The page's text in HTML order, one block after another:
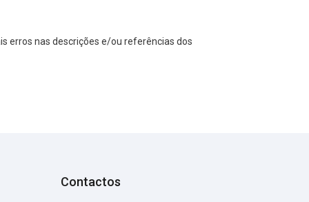
erros nas descrições e/ou referências dos
Contactos